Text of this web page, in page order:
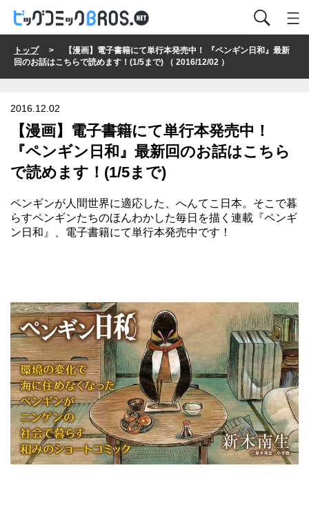
トップ> 【漫画】電子書籍にて単行本発売中！ 『ペンギン日和』最新
回のお話はこちらで読めます！(1/5まで) （ 2016/12/02 ）
2016.12.02
【漫画】電子書籍にて単行本発売中！
『ペンギン日和』最新回のお話はこちら
で読めます！(1/5まで)
ペンギンが人間世界に適応した、へんてこ日本。そこで暮
らすペンギンたちのほんわかした毎日を描く連載 『ペンギ
ン日和』、電子書籍にて単行本発売中です！